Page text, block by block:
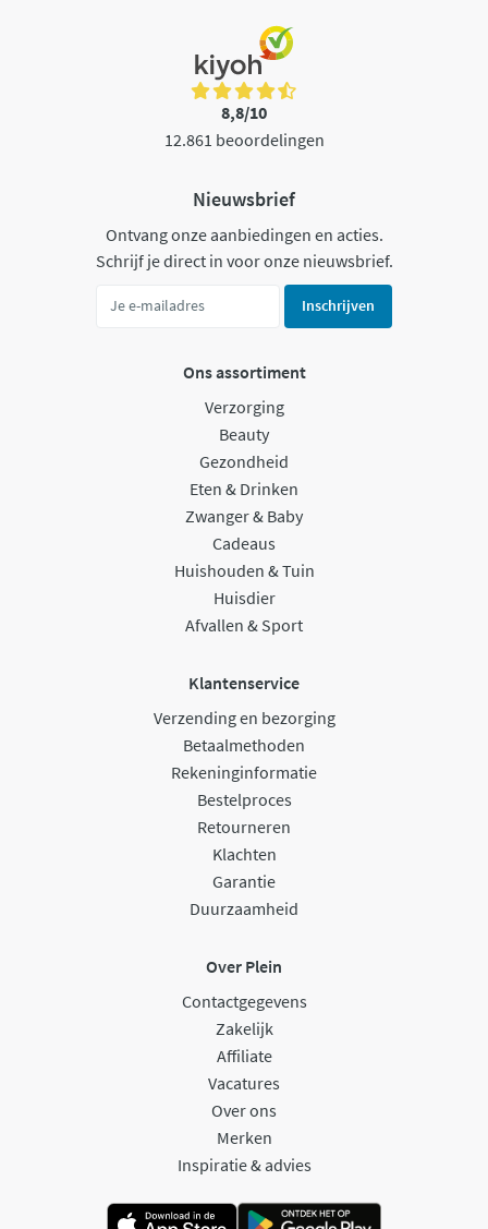
8,8/10
12.861 beoordelingen
Nieuwsbrief
Ontvang onze aanbiedingen en acties.
Schrijf je direct in voor onze nieuwsbrief.
Inschrijven
Ons assortiment
Verzorging
Beauty
Gezondheid
Eten & Drinken
Zwanger & Baby
Cadeaus
Huishouden & Tuin
Huisdier
Afvallen & Sport
Klantenservice
Verzending en bezorging
Betaalmethoden
Rekeninginformatie
Bestelproces
Retourneren
Klachten
Garantie
Duurzaamheid
Over Plein
Contactgegevens
Zakelijk
Affiliate
Vacatures
Over ons
Merken
Inspiratie & advies